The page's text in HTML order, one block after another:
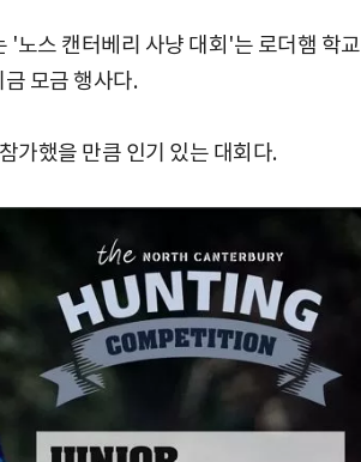
'노스 캔터베리 사냥 대회'는 로더햄 학교
모금 행사다.
가했을 만큼 인기 있는 대회다.